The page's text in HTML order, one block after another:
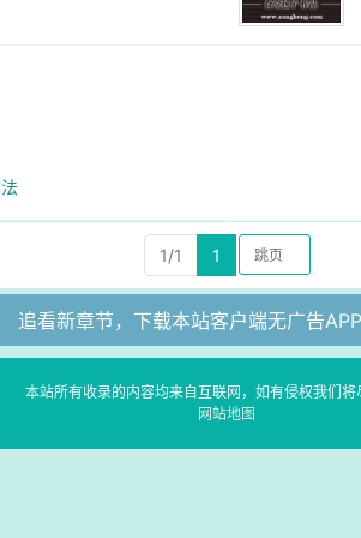
1/1 1
追看新章节，下载本站客户端无广告APP
本站所有收录的内容均来自互联网，如有侵权我们将
网站地图